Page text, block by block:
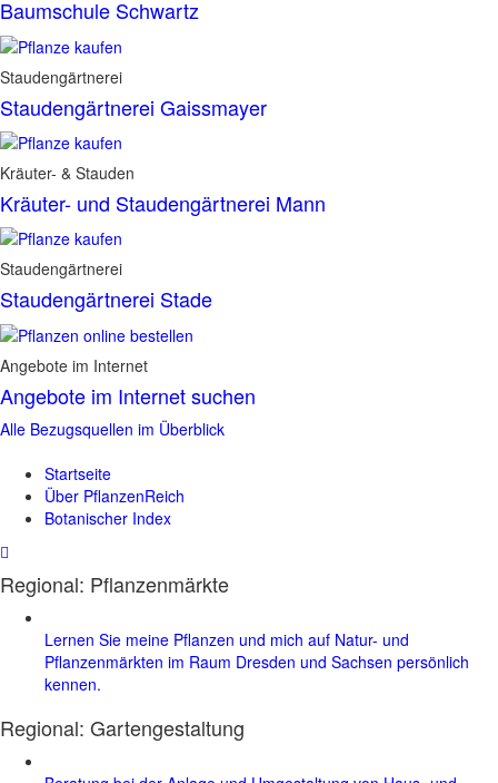
Baumschule Schwartz
Staudengärtnerei
Staudengärtnerei Gaissmayer
Kräuter- & Stauden
Kräuter- und Staudengärtnerei Mann
Staudengärtnerei
Staudengärtnerei Stade
Angebote im Internet
Angebote im Internet suchen
Alle Bezugsquellen im Überblick
Startseite
Über PflanzenReich
Botanischer Index
Regional: Pflanzenmärkte
Lernen Sie meine Pflanzen und mich auf Natur- und
Pflanzenmärkten im Raum Dresden und Sachsen persönlich
kennen.
Regional: Gartengestaltung